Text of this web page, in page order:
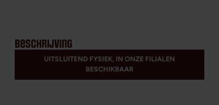
beschrijving
UITSLUITEND FYSIEK, IN ONZE FILIALEN
BESCHIKBAAR